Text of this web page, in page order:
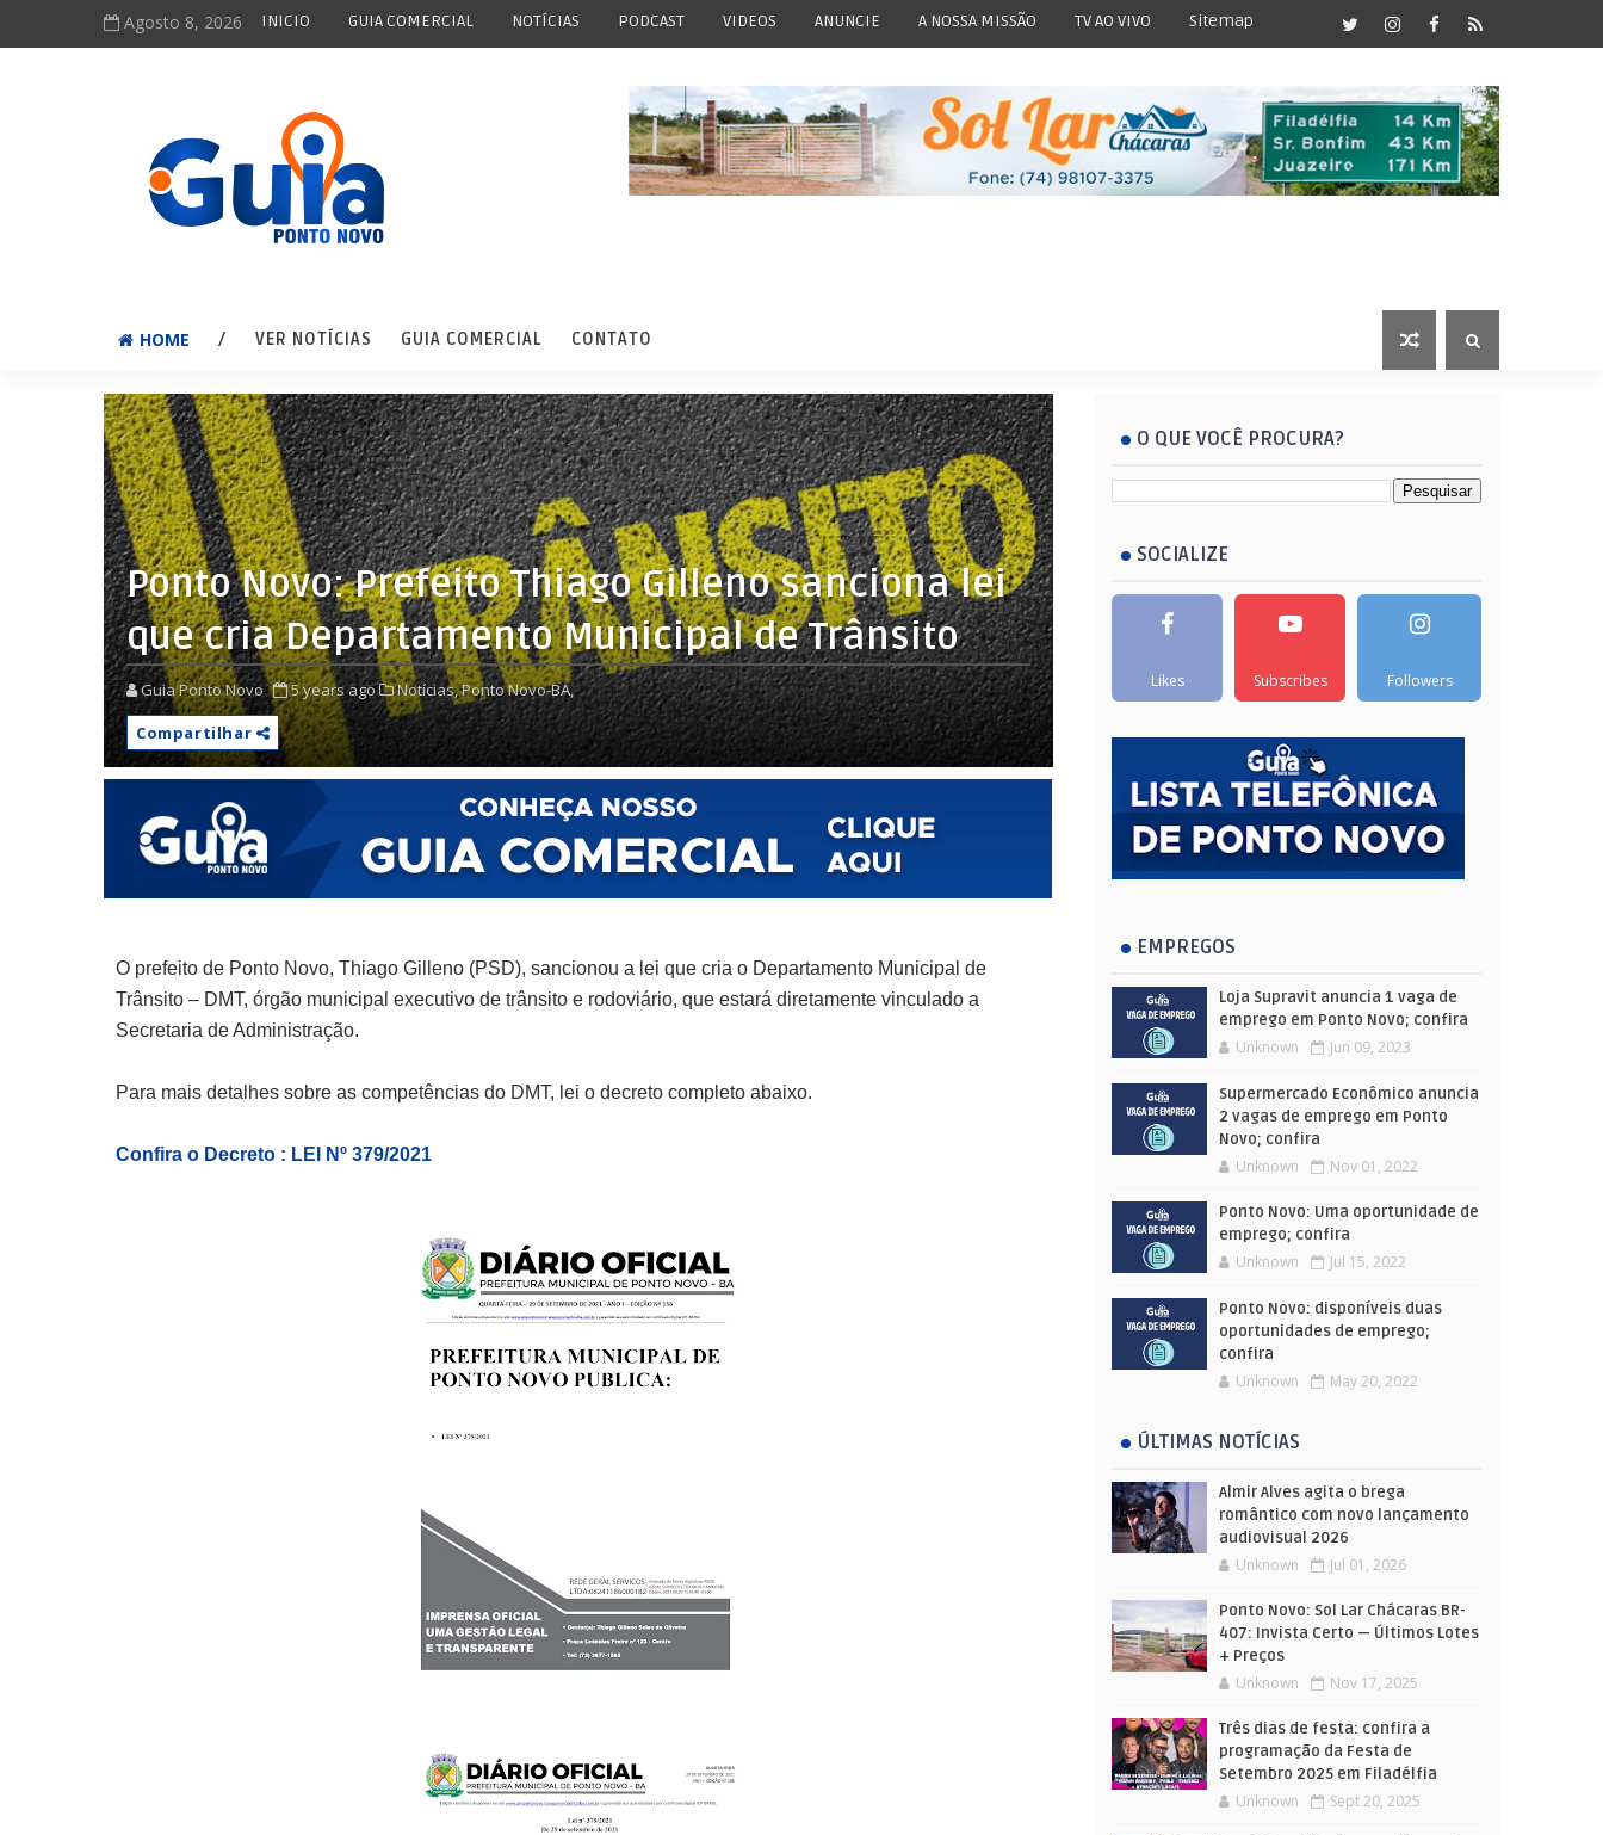
Agosto 8, 2026 INICIO GUIA COMERCIAL NOTÍCIAS PODCAST VIDEOS ANUNCIE A NOSSA MISSÃO TV AO VIVO Sitemap
HOME / VER NOTÍCIAS GUIA COMERCIAL CONTATO
Ponto Novo: Prefeito Thiago Gilleno sanciona lei
que cria Departamento Municipal de Trânsito
Guia Ponto Novo 5 years ago Notícias,Ponto Novo-BA,
Compartilhar
O prefeito de Ponto Novo, Thiago Gilleno (PSD), sancionou a lei que cria o Departamento Municipal de
Trânsito – DMT, órgão municipal executivo de trânsito e rodoviário, que estará diretamente vinculado a
Secretaria de Administração.
Para mais detalhes sobre as competências do DMT, lei o decreto completo abaixo.
Confira o Decreto : LEI Nº 379/2021
O QUE VOCÊ PROCURA?
SOCIALIZE
Likes Subscribes Followers
EMPREGOS
Loja Supravit anuncia 1 vaga de
emprego em Ponto Novo; confira
Unknown Jun 09, 2023
Supermercado Econômico anuncia
2 vagas de emprego em Ponto
Novo; confira
Unknown Nov 01, 2022
Ponto Novo: Uma oportunidade de
emprego; confira
Unknown Jul 15, 2022
Ponto Novo: disponíveis duas
oportunidades de emprego;
confira
Unknown May 20, 2022
ÚLTIMAS NOTÍCIAS
Almir Alves agita o brega
romântico com novo lançamento
audiovisual 2026
Unknown Jul 01, 2026
Ponto Novo: Sol Lar Chácaras BR-
407: Invista Certo — Últimos Lotes
+ Preços
Unknown Nov 17, 2025
Três dias de festa: confira a
programação da Festa de
Setembro 2025 em Filadélfia
Unknown Sept 20, 2025